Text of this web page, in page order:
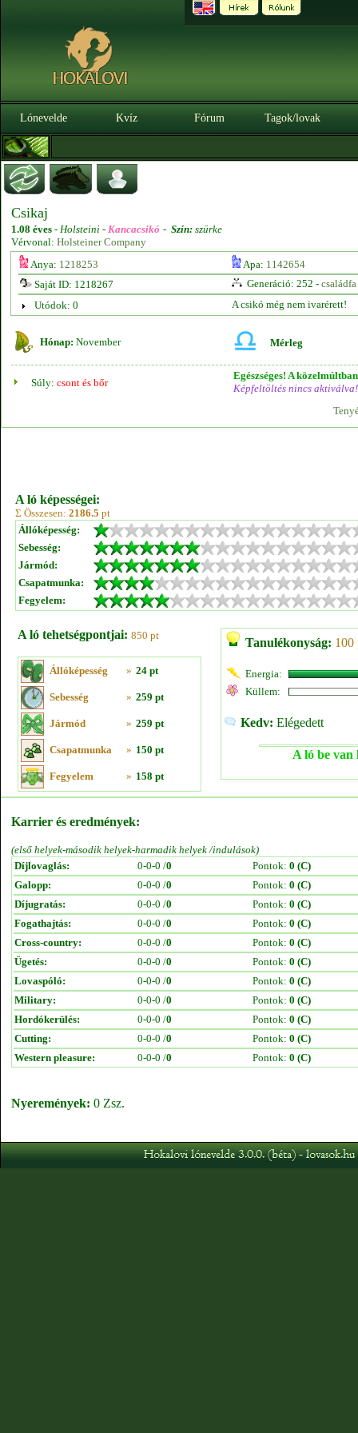
Lónevelde Kvíz Fórum Tagok/lovak
Csikaj
1.08 éves - Holsteini - Kancacsikó - Szín: szürke
Vérvonal: Holsteiner Company
Anya: 1218253 Apa: 1142654
Saját ID: 1218267
Generáció: 252 - családfa
Utódok: 0
A csikó még nem ivarérett!
Hónap: November Mérleg
Súly: csont és bőr
Egészséges! A
Képfeltöltés nincs aktiválva!
A ló képességei:
Σ Összesen: 2186.5 pt
Állóképesség:
Sebesség:
Jármód:
Csapatmunka:
Fegyelem:
A ló tehetségpontjai: 850 pt
Állóképesség » 24 pt
Sebesség » 259 pt
Jármód » 259 pt
Csapatmunka » 150 pt
Fegyelem » 158 pt
Tanulékonyság: 100
Energia:
Küllem:
Kedv: Elégedett
A ló be van
Karrier és eredmények:
(első helyek-második helyek-harmadik helyek /indulások)
Díjlovaglás:
0-0-0 /0 Pontok: 0 (C)
Galopp:
0-0-0 /0 Pontok: 0 (C)
Díjugratás:
0-0-0 /0 Pontok: 0 (C)
Fogathajtás:
0-0-0 /0 Pontok: 0 (C)
Cross-country:
0-0-0 /0 Pontok: 0 (C)
Ügetés:
0-0-0 /0 Pontok: 0 (C)
Lovaspóló:
0-0-0 /0 Pontok: 0 (C)
Military:
0-0-0 /0 Pontok: 0 (C)
Hordókerülés:
0-0-0 /0 Pontok: 0 (C)
Cutting:
0-0-0 /0 Pontok: 0 (C)
Western pleasure:
0-0-0 /0 Pontok: 0 (C)
Nyeremények: 0 Zsz.